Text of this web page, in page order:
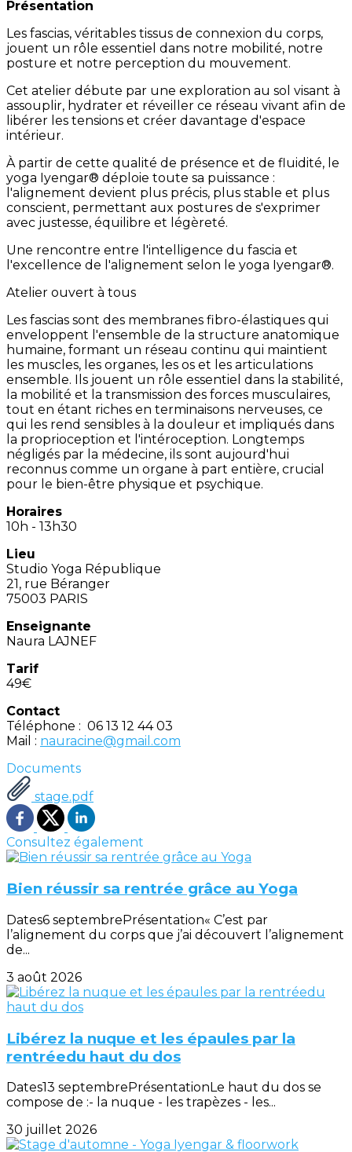
Présentation
Les fascias, véritables tissus de connexion du corps,
jouent un rôle essentiel dans notre mobilité, notre
posture et notre perception du mouvement.
Cet atelier débute par une exploration au sol visant à
assouplir, hydrater et réveiller ce réseau vivant afin de
libérer les tensions et créer davantage d'espace
intérieur.
À partir de cette qualité de présence et de fluidité, le
yoga Iyengar® déploie toute sa puissance :
l'alignement devient plus précis, plus stable et plus
conscient, permettant aux postures de s'exprimer
avec justesse, équilibre et légèreté.
Une rencontre entre l'intelligence du fascia et
l'excellence de l'alignement selon le yoga Iyengar®.
Atelier ouvert à tous
Les fascias sont des membranes fibro-élastiques qui
enveloppent l'ensemble de la structure anatomique
humaine, formant un réseau continu qui maintient
les muscles, les organes, les os et les articulations
ensemble. Ils jouent un rôle essentiel dans la stabilité,
la mobilité et la transmission des forces musculaires,
tout en étant riches en terminaisons nerveuses, ce
qui les rend sensibles à la douleur et impliqués dans
la proprioception et l'intéroception. Longtemps
négligés par la médecine, ils sont aujourd'hui
reconnus comme un organe à part entière, crucial
pour le bien-être physique et psychique.
Horaires
10h - 13h30
Lieu
Studio Yoga République
21, rue Béranger
75003 PARIS
Enseignante
Naura LAJNEF
Tarif
49€
Contact
Téléphone : 06 13 12 44 03
Mail : nauracine@gmail.com
Documents
stage.pdf
Consultez également
Bien réussir sa rentrée grâce au Yoga
Dates6 septembrePrésentation« C’est par
l’alignement du corps que j’ai découvert l’alignement
de...
3 août 2026
Libérez la nuque et les épaules par la
rentréedu haut du dos
Dates13 septembrePrésentationLe haut du dos se
compose de :- la nuque - les trapèzes - les...
30 juillet 2026